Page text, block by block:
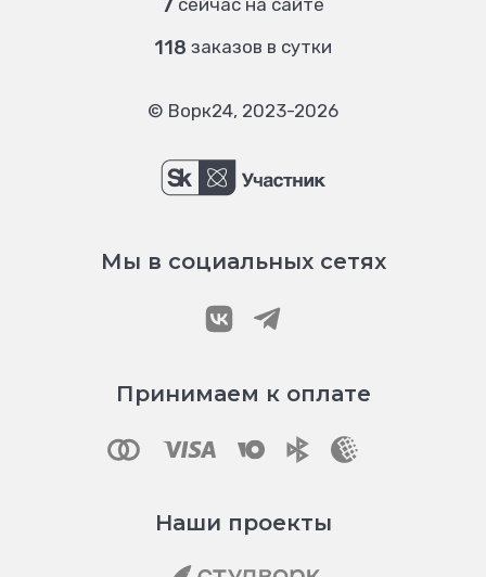
7 сейчас на сайте
118 заказов в сутки
© Ворк24, 2023-2026
Мы в социальных сетях
Принимаем к оплате
Наши проекты